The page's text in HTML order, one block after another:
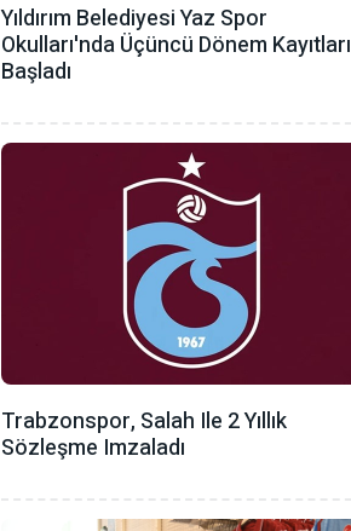
Yıldırım Belediyesi Yaz Spor
Okulları'nda Üçüncü Dönem Kayıtları
Başladı
Trabzonspor, Salah Ile 2 Yıllık
Sözleşme Imzaladı